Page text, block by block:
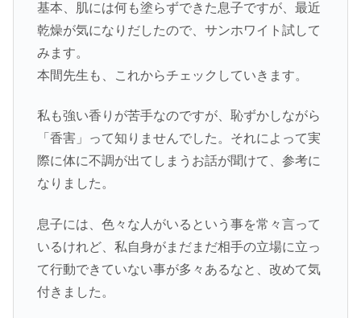
基本、肌には何も塗らずできた息子ですが、最近
乾燥が気になりだしたので、サンホワイト試して
みます。
本間先生も、これからチェックしていきます。
私も強い香りが苦手なのですが、恥ずかしながら
「香害」って知りませんでした。それによって実
際に体に不調が出てしまうお話が聞けて、参考に
なりました。
息子には、色々な人がいるという事を常々言って
いるけれど、私自身がまだまだ相手の立場に立っ
て行動できていない事が多々あるなと、改めて気
付きました。